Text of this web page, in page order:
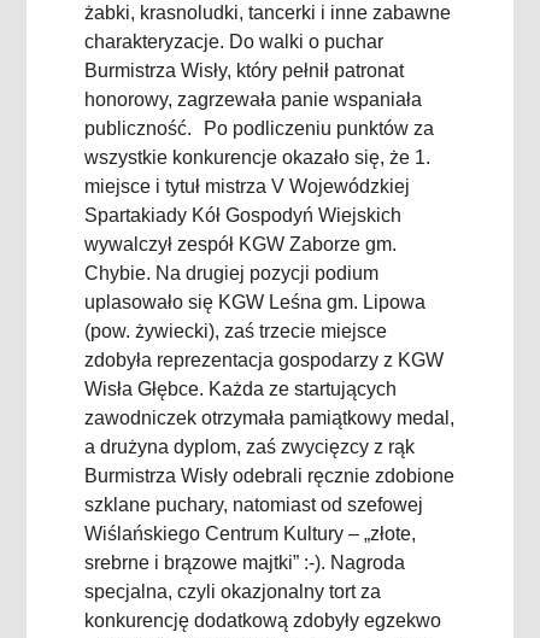
żabki, krasnoludki, tancerki i inne zabawne
charakteryzacje. Do walki o puchar
Burmistrza Wisły, który pełnił patronat
honorowy, zagrzewała panie wspaniała
publiczność. Po podliczeniu punktów za
wszystkie konkurencje okazało się, że 1.
miejsce i tytuł mistrza V Wojewódzkiej
Spartakiady Kół Gospodyń Wiejskich
wywalczył zespół KGW Zaborze gm.
Chybie. Na drugiej pozycji podium
uplasowało się KGW Leśna gm. Lipowa
(pow. żywiecki), zaś trzecie miejsce
zdobyła reprezentacja gospodarzy z KGW
Wisła Głębce. Każda ze startujących
zawodniczek otrzymała pamiątkowy medal,
a drużyna dyplom, zaś zwycięzcy z rąk
Burmistrza Wisły odebrali ręcznie zdobione
szklane puchary, natomiast od szefowej
Wiślańskiego Centrum Kultury – „złote,
srebrne i brązowe majtki” :-). Nagroda
specjalna, czyli okazjonalny tort za
konkurencję dodatkową zdobyły egzekwo